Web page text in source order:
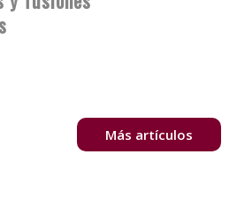
Más artículos